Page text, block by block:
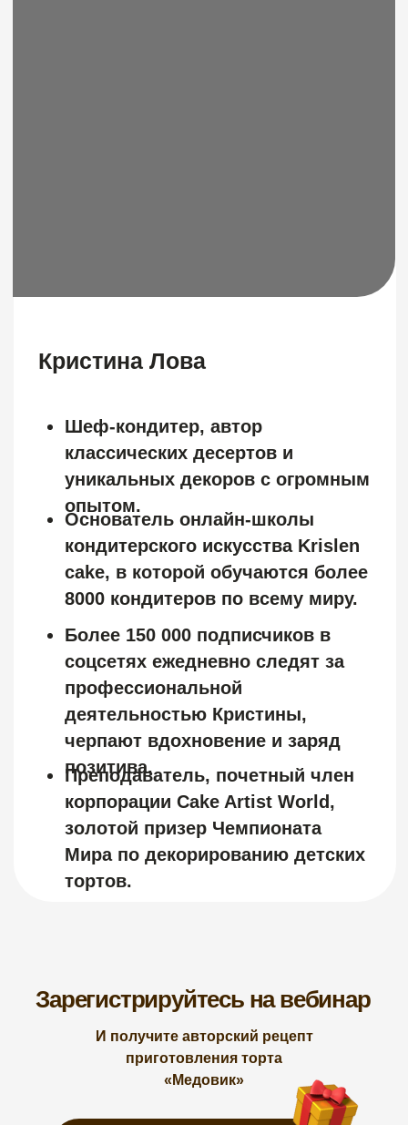
Зарегистрируйтесь на вебинар
И получите авторский рецепт
приготовления торта
«Медовик»